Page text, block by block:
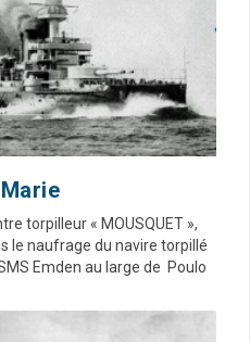
torpilleur « MOUSQUET »,
le naufrage du navire torpillé
Emden au large de Poulo